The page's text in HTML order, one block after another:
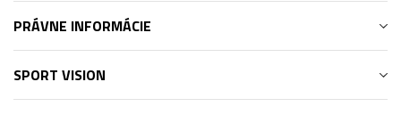
PRÁVNE INFORMÁCIE
SPORT VISION